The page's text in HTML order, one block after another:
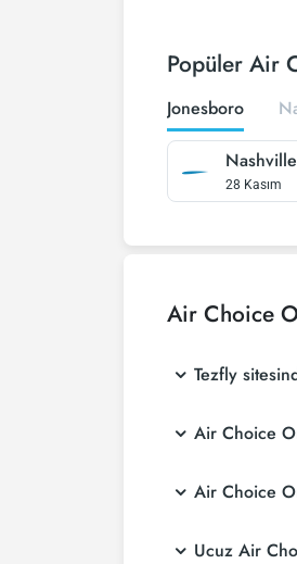
Popüler Air
Jonesboro
Nashville
28 Kasım
Air Choice
Tezfly
Air Choice
Air Choice
Ucuz Air